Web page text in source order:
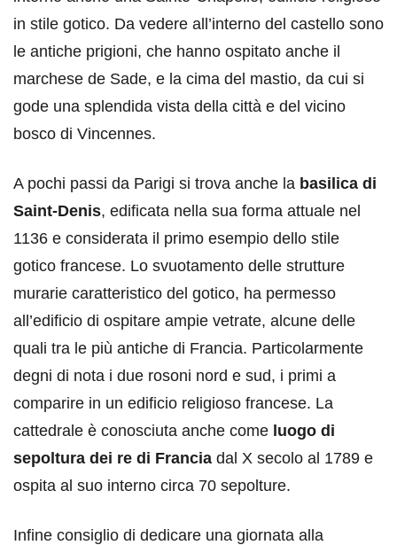
in stile gotico. Da vedere all’interno del castello sono
le antiche prigioni, che hanno ospitato anche il
marchese de Sade, e la cima del mastio, da cui si
gode una splendida vista della città e del vicino
bosco di Vincennes.
A pochi passi da Parigi si trova anche la basilica di
Saint-Denis, edificata nella sua forma attuale nel
1136 e considerata il primo esempio dello stile
gotico francese. Lo svuotamento delle strutture
murarie caratteristico del gotico, ha permesso
all’edificio di ospitare ampie vetrate, alcune delle
quali tra le più antiche di Francia. Particolarmente
degni di nota i due rosoni nord e sud, i primi a
comparire in un edificio religioso francese. La
cattedrale è conosciuta anche come luogo di
sepoltura dei re di Francia dal X secolo al 1789 e
ospita al suo interno circa 70 sepolture.
Infine consiglio di dedicare una giornata alla